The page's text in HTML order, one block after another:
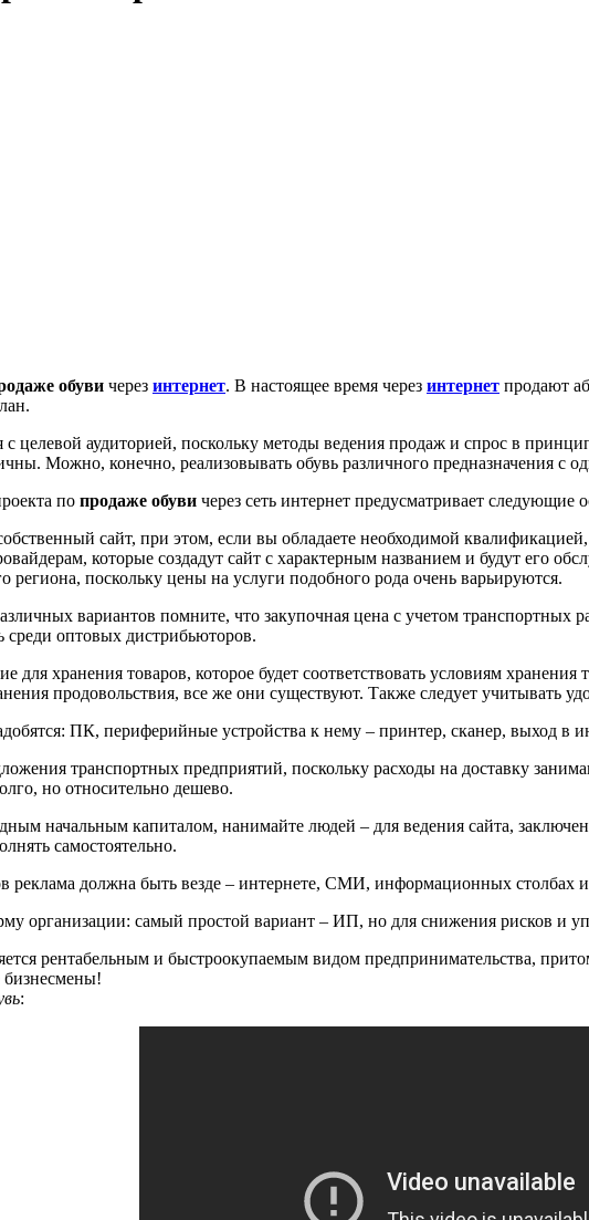
обуви через интернет. В настоящее время через интернет продают
с целевой аудиторией, поскольку методы ведения продаж и спрос в
Можно, конечно, реализовывать обувь различного предназначения с
по продаже обуви через сеть интернет предусматривает следующие
сайт, при этом, если вы обладаете необходимой
которые создадут сайт с характерным названием и будут его
региона, поскольку цены на услуги подобного рода очень варьируются.
вариантов помните, что закупочная цена с учетом транспортных
среди оптовых дистрибьюторов.
для хранения товаров, которое будет соответствовать условиям
продовольствия, все же они существуют. Также следует учитывать
ПК, периферийные устройства к нему – принтер, сканер, выход в
транспортных предприятий, поскольку расходы на доставку
но относительно дешево.
начальным капиталом, нанимайте людей – для ведения сайта,
самостоятельно.
реклама должна быть везде – интернете, СМИ, информационных столбах и
организации: самый простой вариант – ИП, но для снижения рисков
рентабельным и быстроокупаемым видом предпринимательства,
бизнесмены!
: